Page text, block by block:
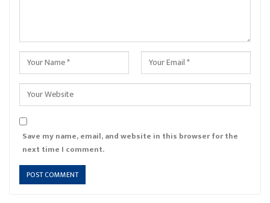
Save my name, email, and website in this browser for the
next time I comment.